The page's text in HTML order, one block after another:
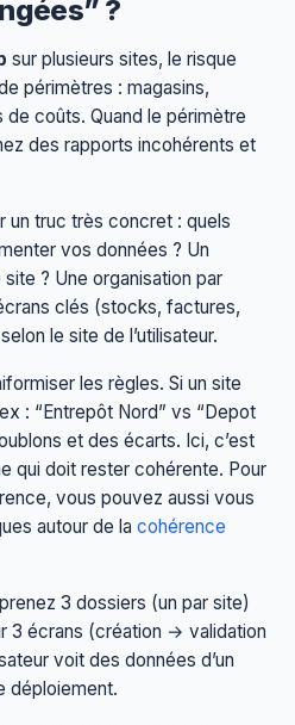
?
sur plusieurs sites, le risque
périmètres : magasins,
coûts. Quand le périmètre
des rapports incohérents et
un truc très concret : quels
vos données ? Un
? Une organisation par
clés (stocks, factures,
le site de l’utilisateur.
les règles. Si un site
: “Entrepôt Nord” vs “Depot
et des écarts. Ici, c’est
qui doit rester cohérente. Pour
vous pouvez aussi vous
autour de la cohérence
3 dossiers (un par site)
3 écrans (création → validation
voit des données d’un
déploiement.